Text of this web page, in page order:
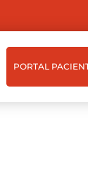
PORTAL